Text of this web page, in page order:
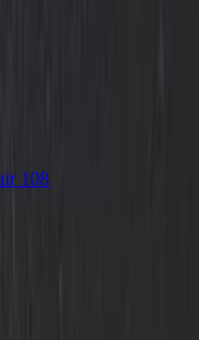
108